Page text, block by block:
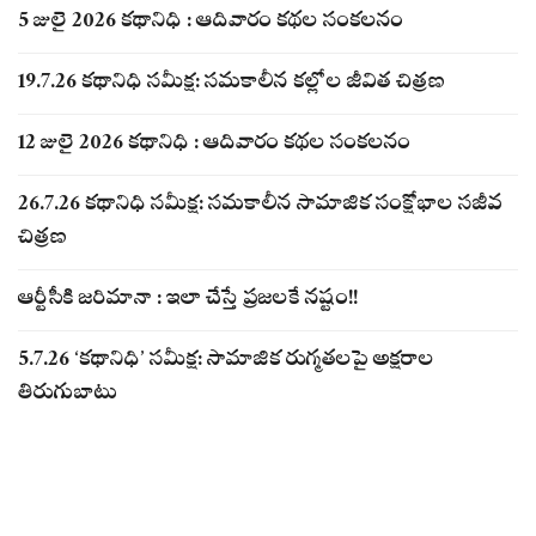
5 జులై 2026 కథానిధి : ఆదివారం కథల సంకలనం
19.7.26 కథానిధి సమీక్ష: సమకాలీన కల్లోల జీవిత చిత్రణ
12 జులై 2026 కథానిధి : ఆదివారం కథల సంకలనం
26.7.26 కథానిధి సమీక్ష: సమకాలీన సామాజిక సంక్షోభాల సజీవ
చిత్రణ
ఆర్టీసీకి జరిమానా : ఇలా చేస్తే ప్రజలకే నష్టం!!
5.7.26 ‘కథానిధి’ సమీక్ష: సామాజిక రుగ్మతలపై అక్షరాల
తిరుగుబాటు